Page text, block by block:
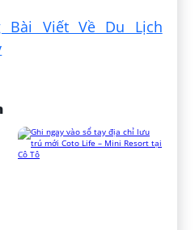
Bài Viết Về Du Lịch